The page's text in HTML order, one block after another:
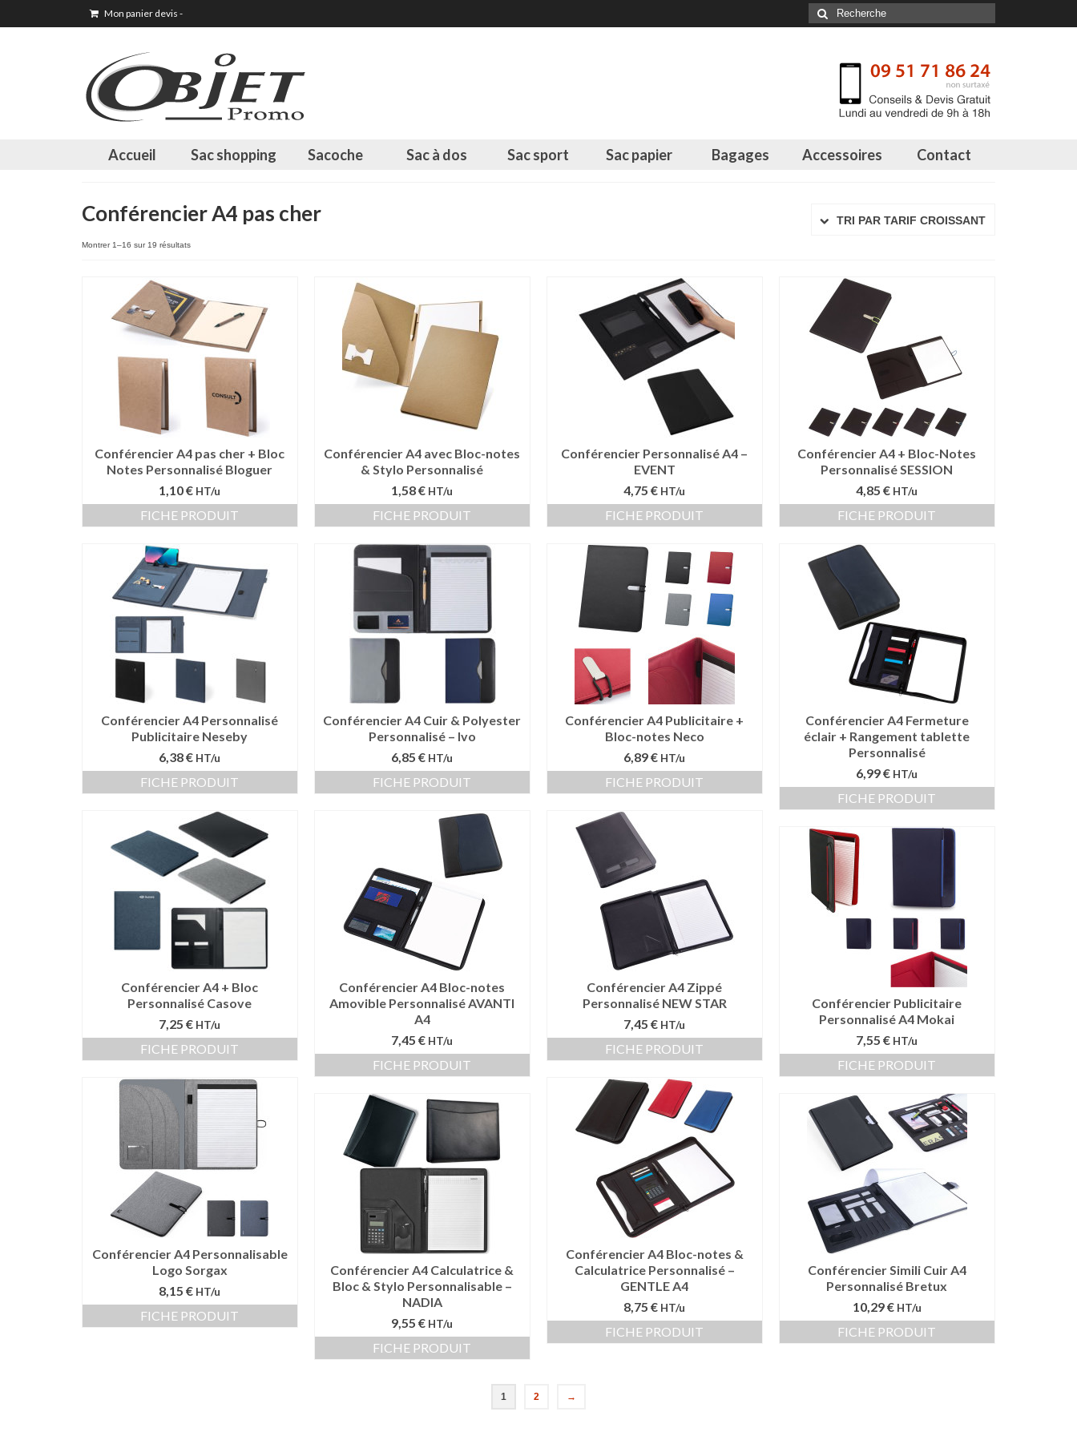
Mon panier devis -
Accueil Sac shopping Sacoche Sac à dos Sac sport Sac papier Bagages Accessoires Contact
TRI PAR TARIF CROISSANT
Conférencier A4 pas cher
Montrer 1–16 sur 19 résultats
Conférencier A4 pas cher + Bloc
Notes Personnalisé Bloguer
1,10 € HT/u
FICHE PRODUIT
Conférencier A4 avec Bloc-notes
& Stylo Personnalisé
1,58 € HT/u
FICHE PRODUIT
Conférencier Personnalisé A4 –
EVENT
4,75 € HT/u
FICHE PRODUIT
Conférencier A4 + Bloc-Notes
Personnalisé SESSION
4,85 € HT/u
FICHE PRODUIT
Conférencier A4 Personnalisé
Publicitaire Neseby
6,38 € HT/u
FICHE PRODUIT
Conférencier A4 Cuir & Polyester
Personnalisé – Ivo
6,85 € HT/u
FICHE PRODUIT
Conférencier A4 Publicitaire +
Bloc-notes Neco
6,89 € HT/u
FICHE PRODUIT
Conférencier A4 Fermeture
éclair + Rangement tablette
Personnalisé
6,99 € HT/u
FICHE PRODUIT
Conférencier A4 + Bloc
Personnalisé Casove
7,25 € HT/u
FICHE PRODUIT
Conférencier A4 Bloc-notes
Amovible Personnalisé AVANTI
A4
7,45 € HT/u
FICHE PRODUIT
Conférencier A4 Zippé
Personnalisé NEW STAR
7,45 € HT/u
FICHE PRODUIT
Conférencier Publicitaire
Personnalisé A4 Mokai
7,55 € HT/u
FICHE PRODUIT
Conférencier A4 Personnalisable
Logo Sorgax
8,15 € HT/u
FICHE PRODUIT
Conférencier A4 Bloc-notes &
Calculatrice Personnalisé –
GENTLE A4
8,75 € HT/u
FICHE PRODUIT
Conférencier A4 Calculatrice &
Bloc & Stylo Personnalisable –
NADIA
9,55 € HT/u
FICHE PRODUIT
Conférencier Simili Cuir A4
Personnalisé Bretux
10,29 € HT/u
FICHE PRODUIT
1 2 →